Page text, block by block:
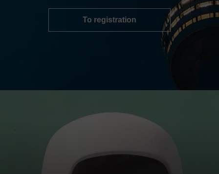
To registration